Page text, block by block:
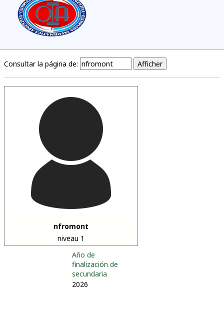
Consultar la página de:
nfromont
niveau 1
Año de
finalización de
secundaria
2026